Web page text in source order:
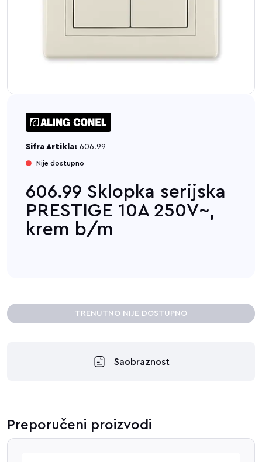
Sifra Artikla: 606.99
Nije dostupno
606.99 Sklopka serijska
PRESTIGE 10A 250V~,
krem b/m
TRENUTNO NIJE DOSTUPNO
Saobraznost
Preporučeni proizvodi